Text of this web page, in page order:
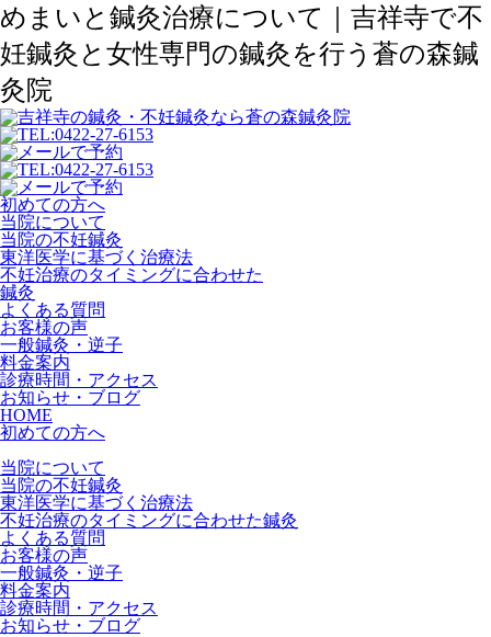
めまいと鍼灸治療について｜吉祥寺で不
妊鍼灸と女性専門の鍼灸を行う蒼の森鍼
灸院
初めての方へ
当院について
当院の不妊鍼灸
東洋医学に基づく治療法
不妊治療のタイミングに合わせた
鍼灸
よくある質問
お客様の声
一般鍼灸・逆子
料金案内
診療時間・アクセス
お知らせ・ブログ
HOME
初めての方へ
当院について
当院の不妊鍼灸
東洋医学に基づく治療法
不妊治療のタイミングに合わせた鍼灸
よくある質問
お客様の声
一般鍼灸・逆子
料金案内
診療時間・アクセス
お知らせ・ブログ